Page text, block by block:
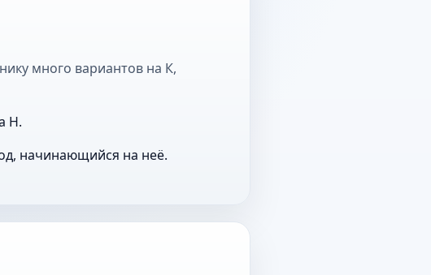
много вариантов на К,
Н.
начинающийся на неё.